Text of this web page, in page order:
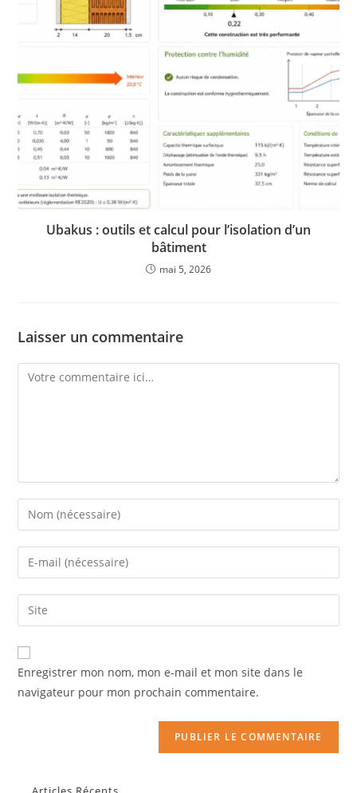
Ubakus : outils et calcul pour l’isolation d’un
bâtiment
mai 5, 2026
Laisser un commentaire
Enregistrer mon nom, mon e-mail et mon site dans le
navigateur pour mon prochain commentaire.